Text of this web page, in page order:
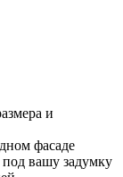
и
фасаде
вашу задумку